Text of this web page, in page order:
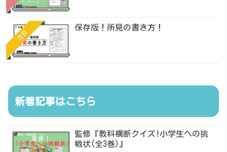
注目
保存版！所見の書き方！
新着記事はこちら
監修『教科横断クイズ!小学生への挑
戦状(全3巻)』